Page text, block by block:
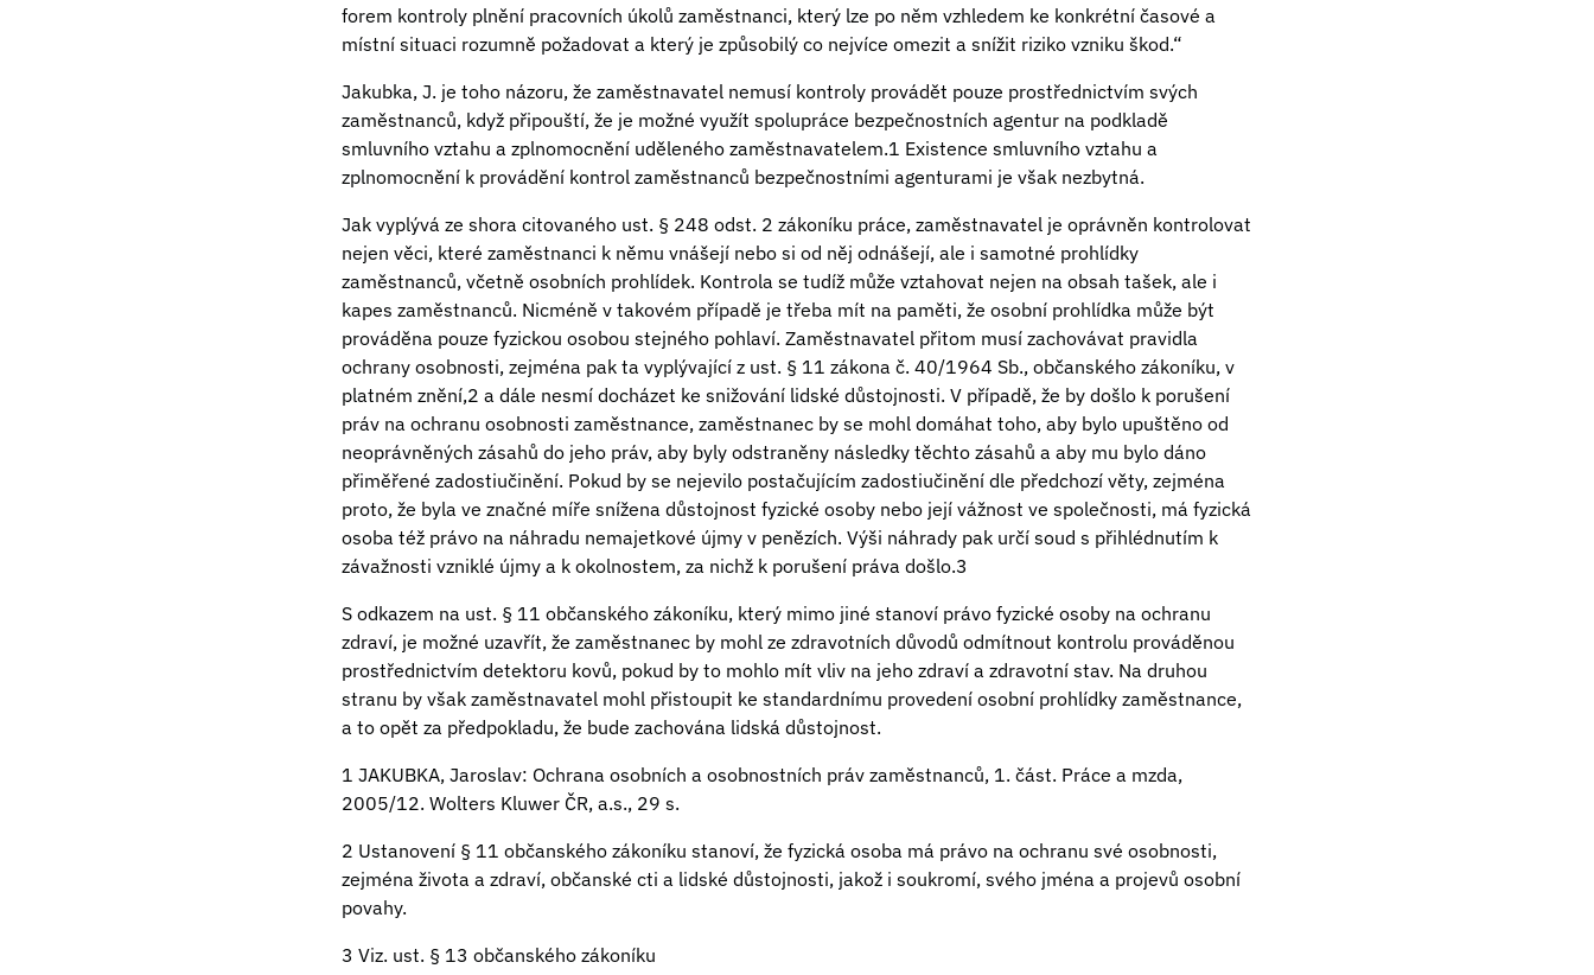
forem kontroly plnění pracovních úkolů zaměstnanci, který lze po něm vzhledem ke konkrétní časové a
místní situaci rozumně požadovat a který je způsobilý co nejvíce omezit a snížit riziko vzniku škod.“
Jakubka, J. je toho názoru, že zaměstnavatel nemusí kontroly provádět pouze prostřednictvím svých
zaměstnanců, když připouští, že je možné využít spolupráce bezpečnostních agentur na podkladě
smluvního vztahu a zplnomocnění uděleného zaměstnavatelem.1 Existence smluvního vztahu a
zplnomocnění k provádění kontrol zaměstnanců bezpečnostními agenturami je však nezbytná.
Jak vyplývá ze shora citovaného ust. § 248 odst. 2 zákoníku práce, zaměstnavatel je oprávněn kontrolovat
nejen věci, které zaměstnanci k němu vnášejí nebo si od něj odnášejí, ale i samotné prohlídky
zaměstnanců, včetně osobních prohlídek. Kontrola se tudíž může vztahovat nejen na obsah tašek, ale i
kapes zaměstnanců. Nicméně v takovém případě je třeba mít na paměti, že osobní prohlídka může být
prováděna pouze fyzickou osobou stejného pohlaví. Zaměstnavatel přitom musí zachovávat pravidla
ochrany osobnosti, zejména pak ta vyplývající z ust. § 11 zákona č. 40/1964 Sb., občanského zákoníku, v
platném znění,2 a dále nesmí docházet ke snižování lidské důstojnosti. V případě, že by došlo k porušení
práv na ochranu osobnosti zaměstnance, zaměstnanec by se mohl domáhat toho, aby bylo upuštěno od
neoprávněných zásahů do jeho práv, aby byly odstraněny následky těchto zásahů a aby mu bylo dáno
přiměřené zadostiučinění. Pokud by se nejevilo postačujícím zadostiučinění dle předchozí věty, zejména
proto, že byla ve značné míře snížena důstojnost fyzické osoby nebo její vážnost ve společnosti, má fyzická
osoba též právo na náhradu nemajetkové újmy v penězích. Výši náhrady pak určí soud s přihlédnutím k
závažnosti vzniklé újmy a k okolnostem, za nichž k porušení práva došlo.3
S odkazem na ust. § 11 občanského zákoníku, který mimo jiné stanoví právo fyzické osoby na ochranu
zdraví, je možné uzavřít, že zaměstnanec by mohl ze zdravotních důvodů odmítnout kontrolu prováděnou
prostřednictvím detektoru kovů, pokud by to mohlo mít vliv na jeho zdraví a zdravotní stav. Na druhou
stranu by však zaměstnavatel mohl přistoupit ke standardnímu provedení osobní prohlídky zaměstnance,
a to opět za předpokladu, že bude zachována lidská důstojnost.
1 JAKUBKA, Jaroslav: Ochrana osobních a osobnostních práv zaměstnanců, 1. část. Práce a mzda,
2005/12. Wolters Kluwer ČR, a.s., 29 s.
2 Ustanovení § 11 občanského zákoníku stanoví, že fyzická osoba má právo na ochranu své osobnosti,
zejména života a zdraví, občanské cti a lidské důstojnosti, jakož i soukromí, svého jména a projevů osobní
povahy.
3 Viz. ust. § 13 občanského zákoníku